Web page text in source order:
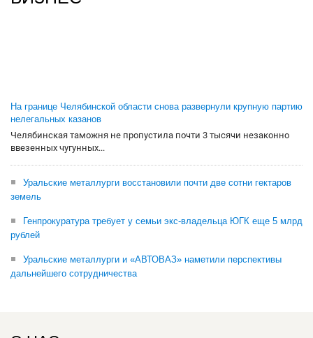
На границе Челябинской области снова развернули крупную партию
нелегальных казанов
Челябинская таможня не пропустила почти 3 тысячи незаконно
ввезенных чугунных...
Уральские металлурги восстановили почти две сотни гектаров
земель
Генпрокуратура требует у семьи экс-владельца ЮГК еще 5 млрд
рублей
Уральские металлурги и «АВТОВАЗ» наметили перспективы
дальнейшего сотрудничества